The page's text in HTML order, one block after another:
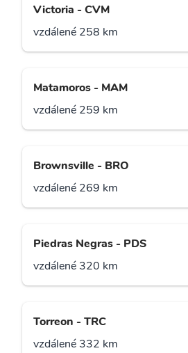
Victoria - CVM
vzdálené 258 km
Matamoros - MAM
vzdálené 259 km
Brownsville - BRO
vzdálené 269 km
Piedras Negras - PDS
vzdálené 320 km
Torreon - TRC
vzdálené 332 km